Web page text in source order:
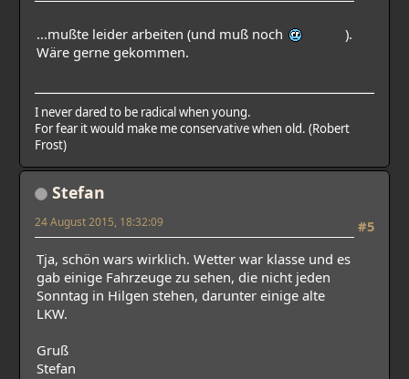
...mußte leider arbeiten (und muß noch
).
Wäre gerne gekommen.
I never dared to be radical when young.
For fear it would make me conservative when old. (Robert
Frost)
Stefan
#5
24 August 2015, 18:32:09
Tja, schön wars wirklich. Wetter war klasse und es
gab einige Fahrzeuge zu sehen, die nicht jeden
Sonntag in Hilgen stehen, darunter einige alte
LKW.
Gruß
Stefan